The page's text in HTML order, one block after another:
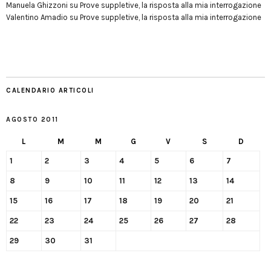
Manuela Ghizzoni su Prove suppletive, la risposta alla mia interrogazione
Valentino Amadio su Prove suppletive, la risposta alla mia interrogazione
CALENDARIO ARTICOLI
AGOSTO 2011
L M M G V S D
1 2 3 4 5 6 7
8 9 10 11 12 13 14
15 16 17 18 19 20 21
22 23 24 25 26 27 28
29 30 31